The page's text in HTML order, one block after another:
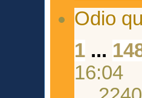
Odio
1 ...
16:04